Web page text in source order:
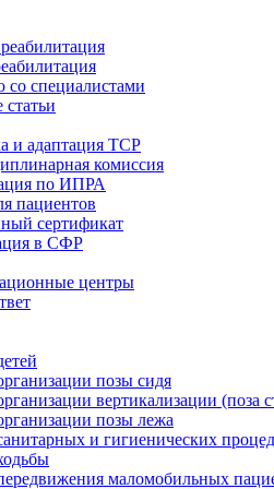
со специалистами
и адаптация ТСР
комиссия
по ИПРА
пациентов
сертификат
в СФР
центры
позы сидя
вертикализации (поза
позы лежа
и гигиенических
маломобильных